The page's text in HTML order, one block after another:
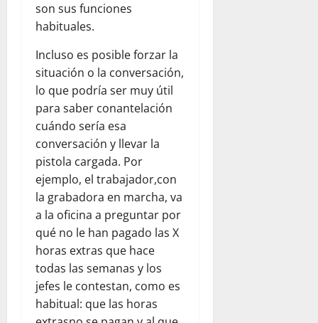
son sus funciones
habituales.
Incluso es posible forzar la
situación o la conversación,
lo que podría ser muy útil
para saber conantelación
cuándo sería esa
conversación y llevar la
pistola cargada. Por
ejemplo, el trabajador,con
la grabadora en marcha, va
a la oficina a preguntar por
qué no le han pagado las X
horas extras que hace
todas las semanas y los
jefes le contestan, como es
habitual: que las horas